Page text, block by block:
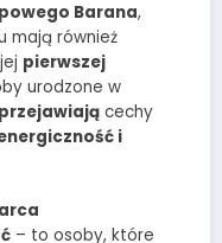
Barana,
mają również
pierwszej
urodzone w
cechy
i
– to osoby, które